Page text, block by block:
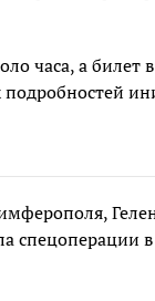
часа, а билет
подробностей
спецоперации